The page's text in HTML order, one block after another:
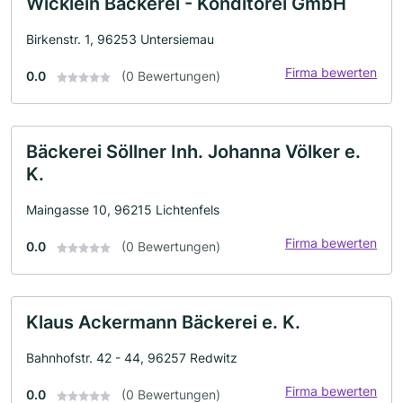
Birkenstr. 1, 96253 Untersiemau
0.0 (0 Bewertungen) Firma bewerten
Bäckerei Söllner Inh. Johanna Völker e.
K.
Maingasse 10, 96215 Lichtenfels
0.0 (0 Bewertungen) Firma bewerten
Klaus Ackermann Bäckerei e. K.
Bahnhofstr. 42 - 44, 96257 Redwitz
0.0 (0 Bewertungen) Firma bewerten